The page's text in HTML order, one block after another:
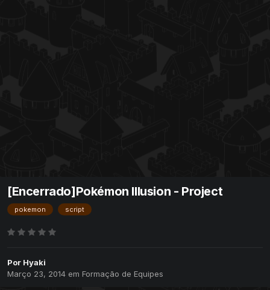
[Encerrado]Pokémon Illusion - Project
pokemon script
Por Hyaki
Março 23, 2014 em Formação de Equipes